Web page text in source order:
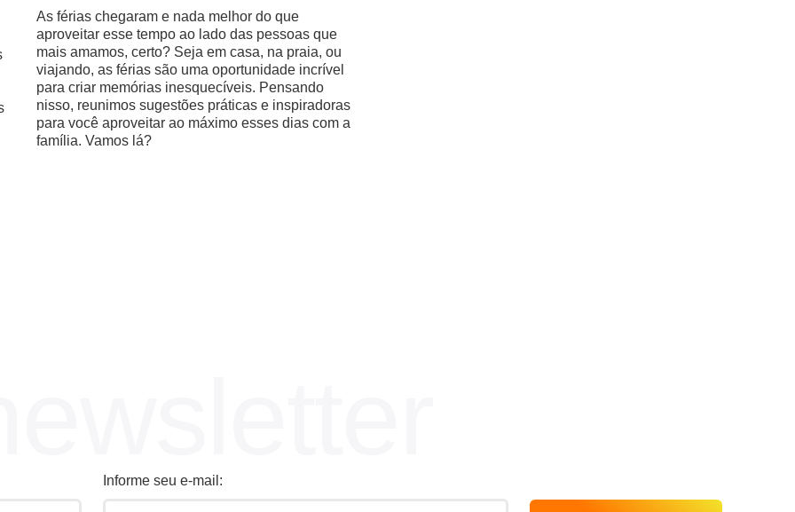
As férias chegaram e nada melhor do que
aproveitar esse tempo ao lado das pessoas que
mais amamos, certo? Seja em casa, na praia, ou
viajando, as férias são uma oportunidade incrível
para criar memórias inesquecíveis. Pensando
nisso, reunimos sugestões práticas e inspiradoras
para você aproveitar ao máximo esses dias com a
família. Vamos lá?
Informe seu e-mail: